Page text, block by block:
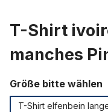
T-Shirt
manches
Sélectionnez
Größe bitte wählen
T-Shirt elfenbein